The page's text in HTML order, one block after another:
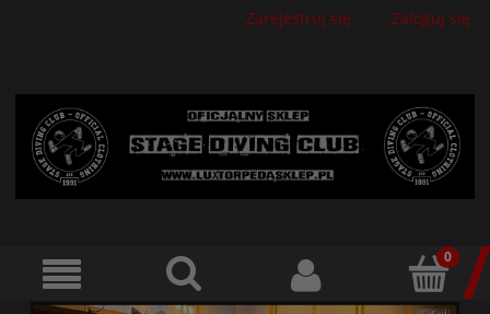
Zarejestruj się Zaloguj się